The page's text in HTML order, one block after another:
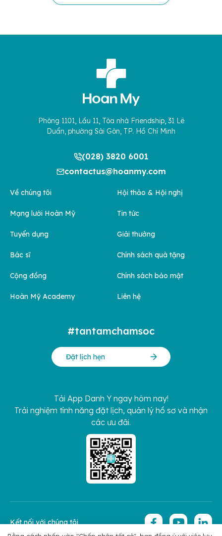
Phòng 1101, Lầu 11, Tòa nhà Friendship, 31 Lê
Duẩn, phường Sài Gòn, TP. Hồ Chí Minh
(028) 3820 6001
contactus@hoanmy.com
Về chúng tôi
Mạng lưới Hoàn Mỹ
Tuyển dụng
Bác sĩ
Cộng đồng
Hoàn Mỹ Academy
Hội thảo & Hội nghị
Tin tức
Giải thưởng
Chính sách quà tặng
Chính sách bảo mật
Liên hệ
#tantamchamsoc
Đặt lịch hẹn
Tải App Danh Y ngay hôm nay!
Trải nghiệm tính năng đặt lịch, quản lý hồ sơ và nhận
các ưu đãi.
Kết nối với chúng tôi